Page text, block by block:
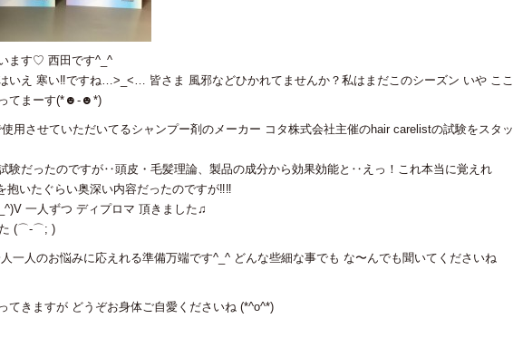
ます♡ 西田です^_^
いえ 寒い‼︎ですね…>_<… 皆さま 風邪などひかれてませんか？私はまだこのシーズン いや ここ
てまーす(*☻-☻*)
用させていただいてるシャンプー剤のメーカー コタ株式会社主催のhair carelistの試験をスタッ
験だったのですが‥頭皮・毛髪理論、製品の成分から効果効能と‥えっ！これ本当に覚えれ
抱いたぐらい奥深い内容だったのですが‼︎‼︎
一人ずつ ディプロマ 頂きました♫
た (⌒-⌒; )
一人のお悩みに応えれる準備万端です^_^ どんな些細な事でも な〜んでも聞いてくださいね
てきますが どうぞお身体ご自愛くださいね (*^o^*)